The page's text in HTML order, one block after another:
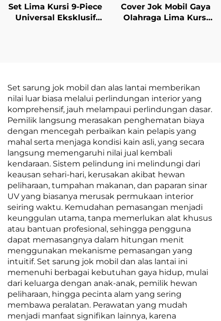
Set Lima Kursi 9-Piece
Universal Eksklusif
Cover Jok Mobil Gaya
Olahraga Lima Kursi
Set sarung jok mobil dan alas lantai memberikan
nilai luar biasa melalui perlindungan interior yang
komprehensif, jauh melampaui perlindungan dasar.
Pemilik langsung merasakan penghematan biaya
dengan mencegah perbaikan kain pelapis yang
mahal serta menjaga kondisi kain asli, yang secara
langsung memengaruhi nilai jual kembali
kendaraan. Sistem pelindung ini melindungi dari
keausan sehari-hari, kerusakan akibat hewan
peliharaan, tumpahan makanan, dan paparan sinar
UV yang biasanya merusak permukaan interior
seiring waktu. Kemudahan pemasangan menjadi
keunggulan utama, tanpa memerlukan alat khusus
atau bantuan profesional, sehingga pengguna
dapat memasangnya dalam hitungan menit
menggunakan mekanisme pemasangan yang
intuitif. Set sarung jok mobil dan alas lantai ini
memenuhi berbagai kebutuhan gaya hidup, mulai
dari keluarga dengan anak-anak, pemilik hewan
peliharaan, hingga pecinta alam yang sering
membawa peralatan. Perawatan yang mudah
menjadi manfaat signifikan lainnya, karena